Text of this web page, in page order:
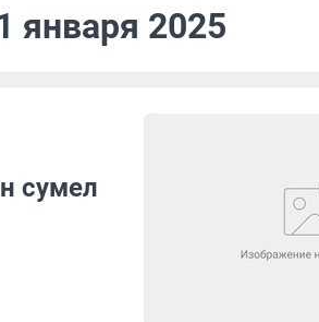
января 2025
сумел